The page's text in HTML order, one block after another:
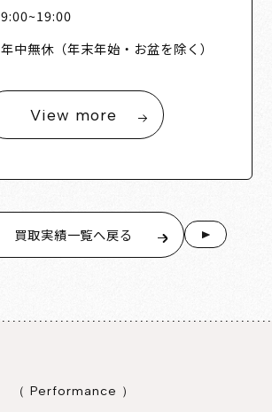
9:00~19:00
年中無休（年末年始・お盆を除く）
View more
買取実績一覧へ戻る
（ Performance ）